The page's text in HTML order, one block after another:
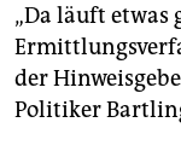
„Da läuft etwas
der
Politiker